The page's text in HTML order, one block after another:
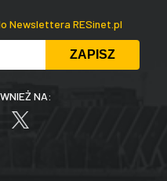
Newslettera RESinet.pl
NA: